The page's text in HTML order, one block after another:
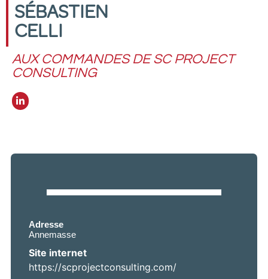
SÉBASTIEN
CELLI
AUX COMMANDES DE SC PROJECT
CONSULTING
Adresse
Annemasse
Site internet
https://scprojectconsulting.com/